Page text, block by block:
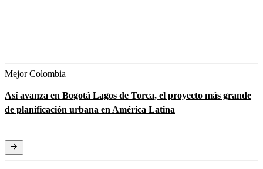
Mejor Colombia
Así avanza en Bogotá Lagos de Torca, el proyecto más grande
de planificación urbana en América Latina